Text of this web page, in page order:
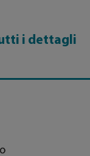
i dettagli